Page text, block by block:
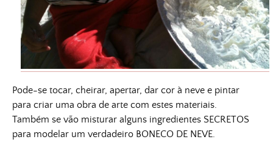
Pode-se tocar, cheirar, apertar, dar cor à neve e pintar
para criar uma obra de arte com estes materiais.
Também se vão misturar alguns ingredientes SECRETOS
para modelar um verdadeiro BONECO DE NEVE.